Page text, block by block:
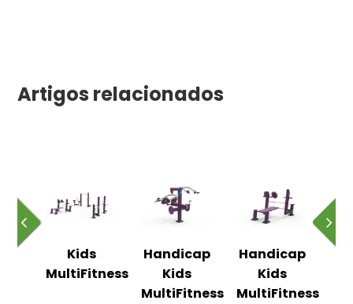
Artigos relacionados
Kids
MultiFitness
Handicap
Kids
MultiFitness
Handicap
Kids
MultiFitness